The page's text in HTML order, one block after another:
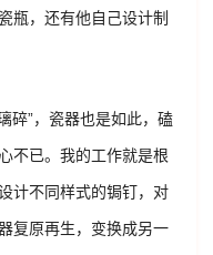
瓶，还有他自己设计制
碎”，瓷器也是如此，磕
不已。我的工作就是根
计不同样式的锔钉，对
复原再生，变换成另一